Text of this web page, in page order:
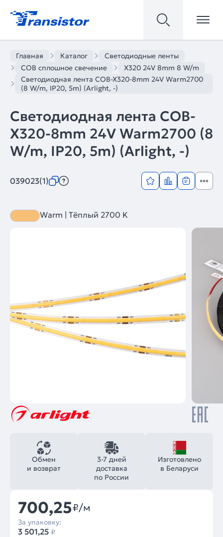
Главная Каталог
Светодиодные ленты
COB сплошное свечение
X320 24V 8mm 8 W/m
Светодиодная лента COB-X320-8mm 24V Warm2700
(8 W/m, IP20, 5m) (Arlight, -)
Светодиодная лента COB-
X320-8mm 24V Warm2700 (8
W/m, IP20, 5m) (Arlight, -)
039023(1)
Warm | Тёплый 2700 K
3-7 дней
доставка
по России
Обмен
и возврат
Изготовлено
в Беларуси
700,25₽/м
За упаковку:
3 501,25 ₽